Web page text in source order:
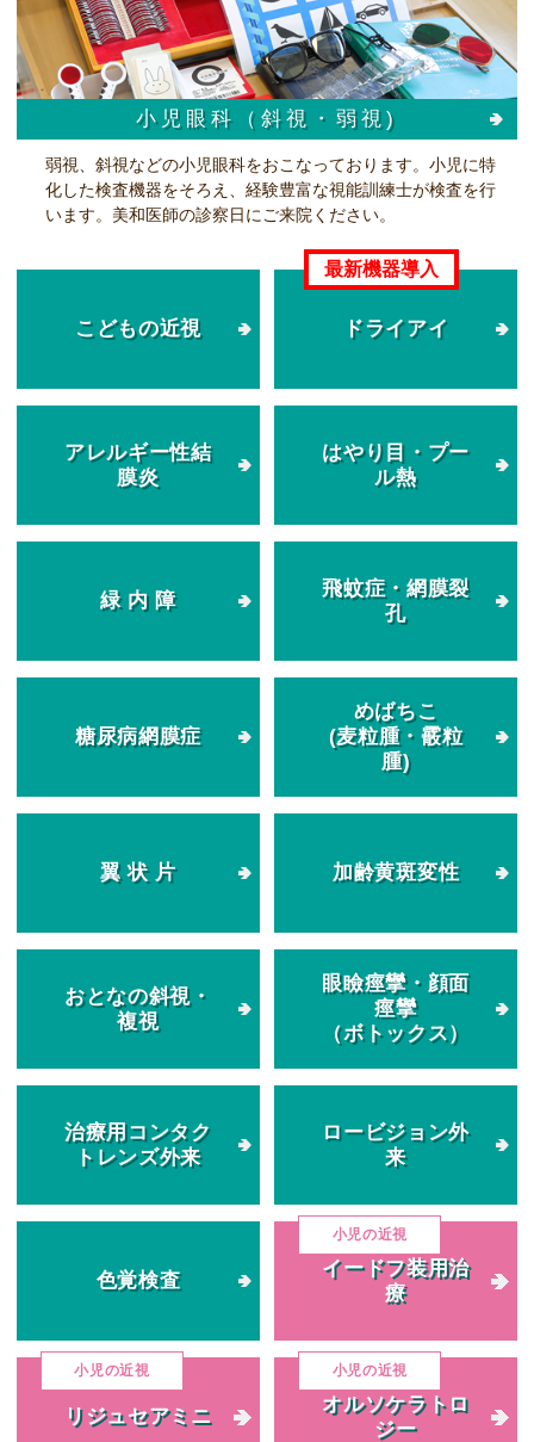
小児眼科（斜視・弱視)
弱視、斜視などの小児眼科をおこなっております。小児に特
化した検査機器をそろえ、経験豊富な視能訓練士が検査を行
います。美和医師の診察日にご来院ください。
こどもの近視 ドライアイ
アレルギー性結
膜炎
はやり目・プー
ル熱
緑 内 障
飛蚊症・網膜裂
孔
糖尿病網膜症
めばちこ
(麦粒腫・霰粒
腫)
翼 状 片 加齢黄斑変性
おとなの斜視・
複視
眼瞼痙攣・顔面
痙攣
（ボトックス）
治療用コンタク
トレンズ外来
ロービジョン外
来
色覚検査
イードフ装用治
療
リジュセアミニ
オルソケラトロ
ジー